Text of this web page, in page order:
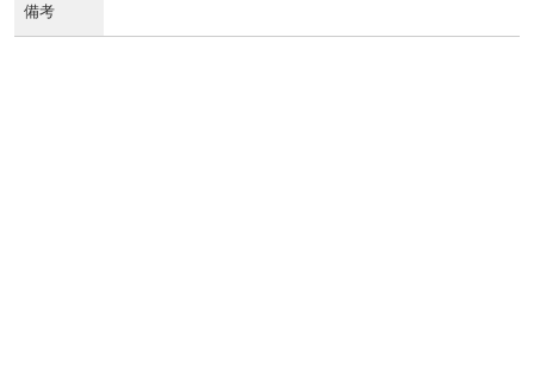
備考